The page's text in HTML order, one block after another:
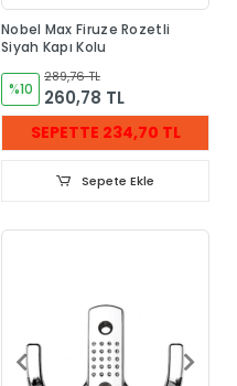
Nobel Max Firuze Rozetli
Siyah Kapı Kolu
%10
289,76 TL
260,78 TL
SEPETTE 234,70 TL
Sepete Ekle